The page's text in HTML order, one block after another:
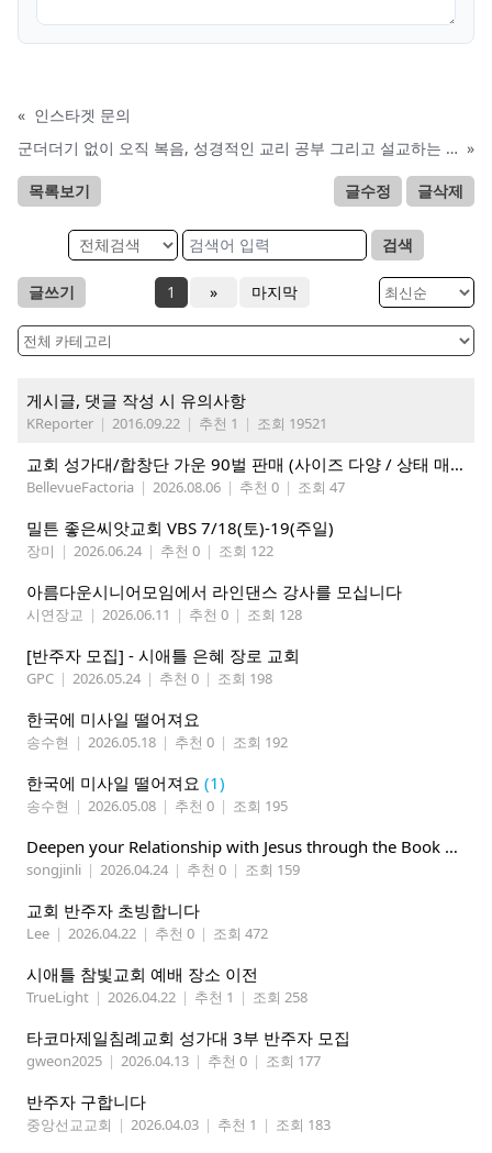
« 인스타겟 문의
군더더기 없이 오직 복음, 성경적인 교리 공부 그리고 설교하는 교회 추천합니다 »
목록보기 글수정 글삭제
검색
글쓰기 1 » 마지막
게시글, 댓글 작성 시 유의사항
KReporter | 2016.09.22 | 추천 1 | 조회 19521
교회 성가대/합창단 가운 90벌 판매 (사이즈 다양 / 상태 매우 양호)
BellevueFactoria | 2026.08.06 | 추천 0 | 조회 47
밀튼 좋은씨앗교회 VBS 7/18(토)-19(주일)
장미 | 2026.06.24 | 추천 0 | 조회 122
아름다운시니어모임에서 라인댄스 강사를 모십니다
시연장교 | 2026.06.11 | 추천 0 | 조회 128
[반주자 모집] - 시애틀 은혜 장로 교회
GPC | 2026.05.24 | 추천 0 | 조회 198
한국에 미사일 떨어져요
송수현 | 2026.05.18 | 추천 0 | 조회 192
한국에 미사일 떨어져요 (1)
송수현 | 2026.05.08 | 추천 0 | 조회 195
Deepen your Relationship with Jesus through the Book of Mormon
songjinli | 2026.04.24 | 추천 0 | 조회 159
교회 반주자 초빙합니다
Lee | 2026.04.22 | 추천 0 | 조회 472
시애틀 참빛교회 예배 장소 이전
TrueLight | 2026.04.22 | 추천 1 | 조회 258
타코마제일침례교회 성가대 3부 반주자 모집
gweon2025 | 2026.04.13 | 추천 0 | 조회 177
반주자 구합니다
중앙선교교회 | 2026.04.03 | 추천 1 | 조회 183